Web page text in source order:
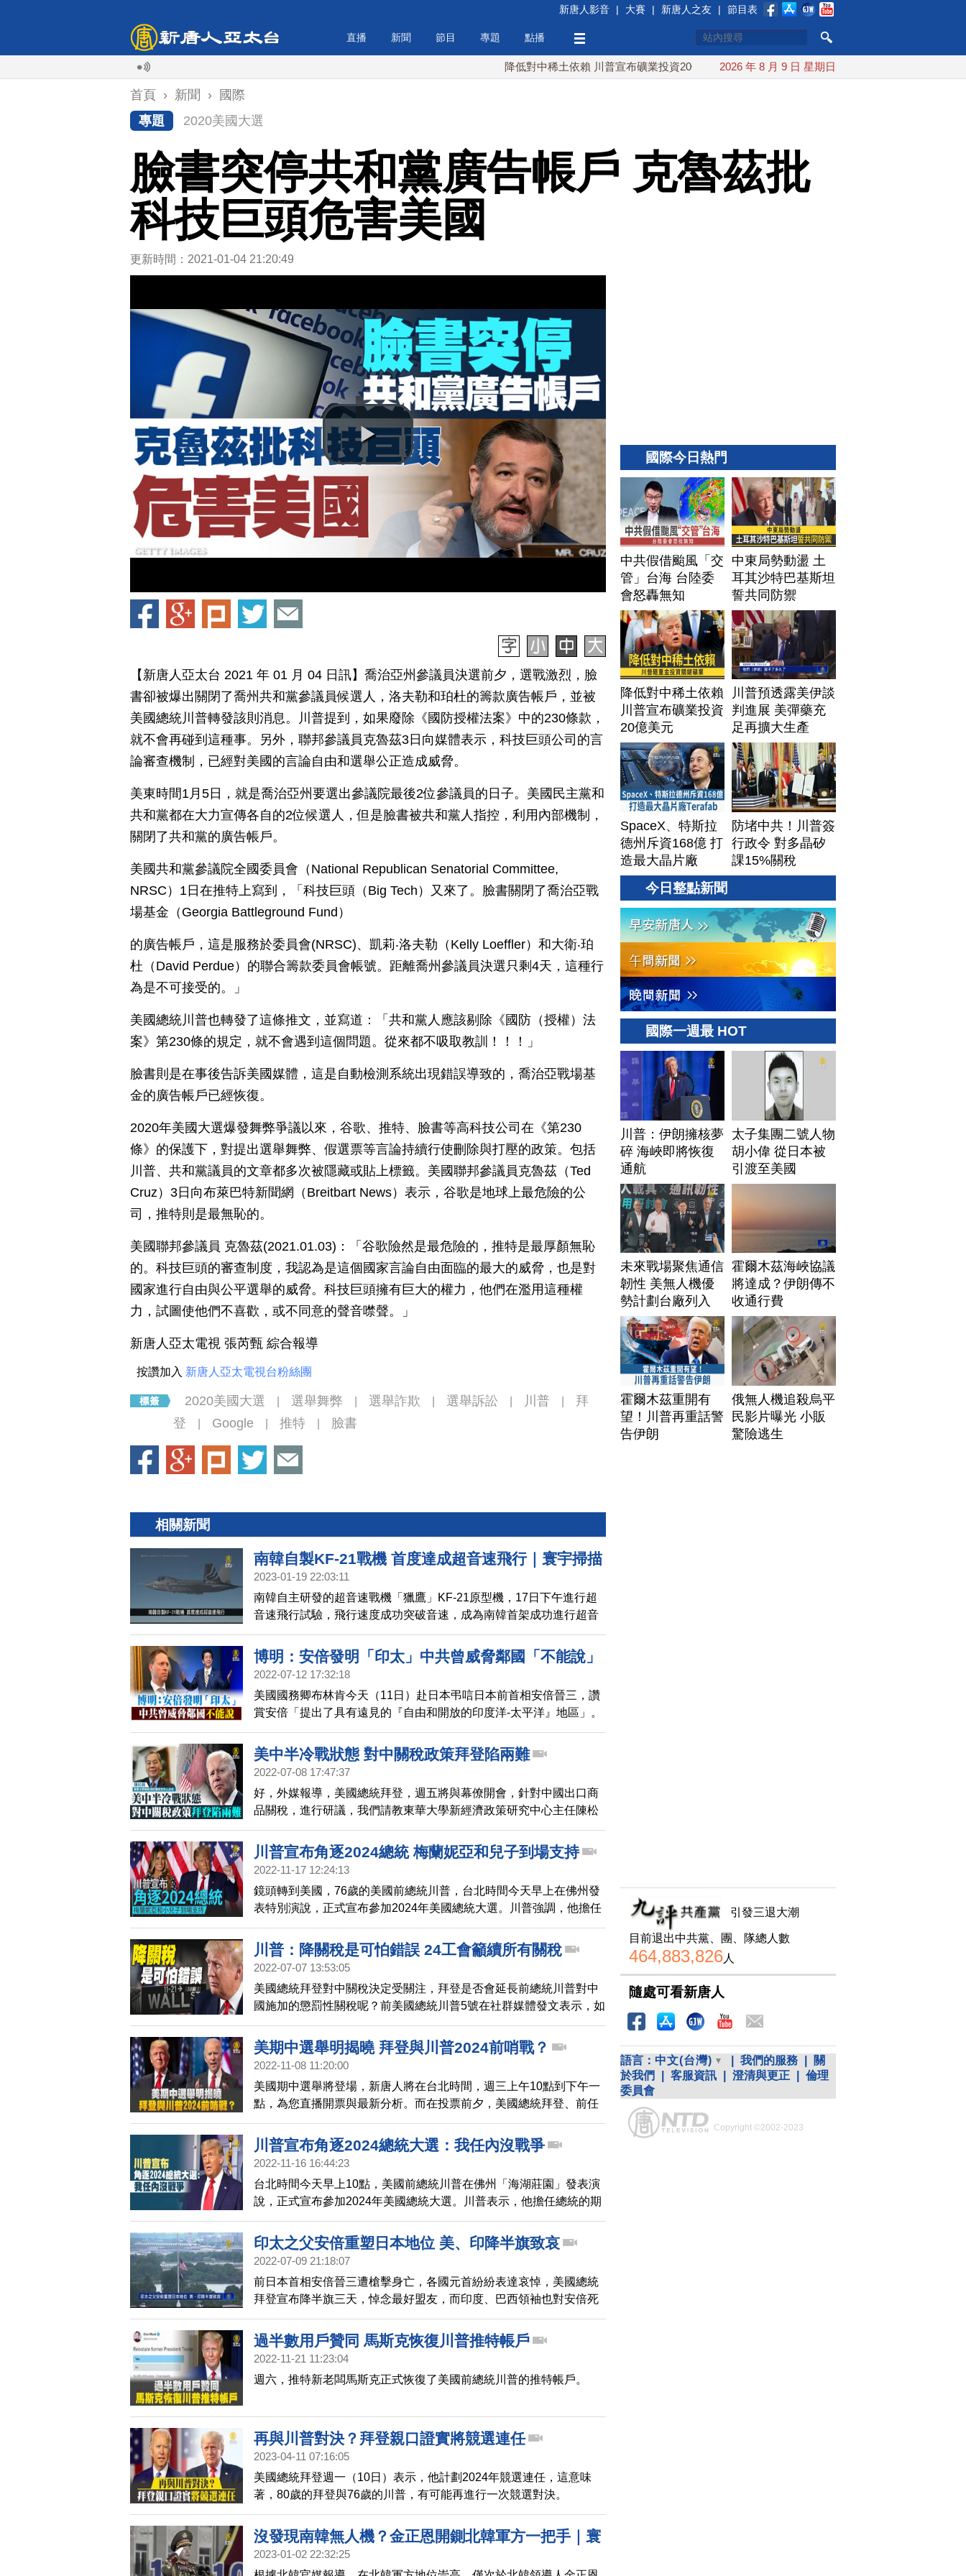
新唐人影音 | 大賽 | 新唐人之友 | 節目表
直播 新聞 節目 專題 點播
降低對中稀土依賴 川普宣布礦業投資20億美元 中東局勢動盪 土耳其沙特巴基斯坦誓共同防禦
2026 年 8 月 9 日 星期日
首頁 › 新聞 ›
國際
專題
2020美國大選
臉書突停共和黨廣告帳戶 克魯茲批
科技巨頭危害美國
更新時間：2021-01-04 21:20:49
【新唐人亞太台 2021 年 01 月 04 日訊】喬治亞州參議員決選前夕，選戰激烈，臉
書卻被爆出關閉了喬州共和黨參議員候選人，洛夫勒和珀杜的籌款廣告帳戶，並被
美國總統川普轉發該則消息。川普提到，如果廢除《國防授權法案》中的230條款，
就不會再碰到這種事。另外，聯邦參議員克魯茲3日向媒體表示，科技巨頭公司的言
論審查機制，已經對美國的言論自由和選舉公正造成威脅。
美東時間1月5日，就是喬治亞州要選出參議院最後2位參議員的日子。美國民主黨和
共和黨都在大力宣傳各自的2位候選人，但是臉書被共和黨人指控，利用內部機制，
關閉了共和黨的廣告帳戶。
美國共和黨參議院全國委員會（National Republican Senatorial Committee,
NRSC）1日在推特上寫到，「科技巨頭（Big Tech）又來了。臉書關閉了喬治亞戰
場基金（Georgia Battleground Fund）
的廣告帳戶，這是服務於委員會(NRSC)、凱莉‧洛夫勒（Kelly Loeffler）和大衛‧珀
杜（David Perdue）的聯合籌款委員會帳號。距離喬州參議員決選只剩4天，這種行
為是不可接受的。」
美國總統川普也轉發了這條推文，並寫道：「共和黨人應該剔除《國防（授權）法
案》第230條的規定，就不會遇到這個問題。從來都不吸取教訓！！！」
臉書則是在事後告訴美國媒體，這是自動檢測系統出現錯誤導致的，喬治亞戰場基
金的廣告帳戶已經恢復。
2020年美國大選爆發舞弊爭議以來，谷歌、推特、臉書等高科技公司在《第230
條》的保護下，對提出選舉舞弊、假選票等言論持續行使刪除與打壓的政策。包括
川普、共和黨議員的文章都多次被隱藏或貼上標籤。美國聯邦參議員克魯茲（Ted
Cruz）3日向布萊巴特新聞網（Breitbart News）表示，谷歌是地球上最危險的公
司，推特則是最無恥的。
美國聯邦參議員 克魯茲(2021.01.03)：「谷歌險然是最危險的，推特是最厚顏無恥
的。科技巨頭的審查制度，我認為是這個國家言論自由面臨的最大的威脅，也是對
國家進行自由與公平選舉的威脅。科技巨頭擁有巨大的權力，他們在濫用這種權
力，試圖使他們不喜歡，或不同意的聲音噤聲。」
新唐人亞太電視 張芮甄 綜合報導
按讚加入 新唐人亞太電視台粉絲團
2020美國大選 選舉舞弊 選舉詐欺 選舉訴訟 川普
拜
登
Google 推特 臉書
相關新聞
南韓自製KF-21戰機 首度達成超音速飛行｜寰宇掃描
2023-01-19 22:03:11
南韓自主研發的超音速戰機「獵鷹」KF-21原型機，17日下午進行超
音速飛行試驗，飛行速度成功突破音速，成為南韓首架成功進行超音
速飛行的自主研發飛機。KF-21在去年7月完成首飛，預計2026年開始
量產。
博明：安倍發明「印太」中共曾威脅鄰國「不能說」
2022-07-12 17:32:18
美國國務卿布林肯今天（11日）赴日本弔唁日本前首相安倍晉三，讚
賞安倍「提出了具有遠見的『自由和開放的印度洋-太平洋』地區」。
此前前白宮副國家安全顧問博明披露，安倍發明「印太」一詞影響深
遠；中共深知專用詞彙在塑造人們思維方面的力量，指示其外交官警
告鄰國絕不要說「印太」。然而威脅失敗了，這個詞開始廣泛傳播，
美中半冷戰狀態 對中關稅政策拜登陷兩難
2022-07-08 17:47:37
好，外媒報導，美國總統拜登，週五將與幕僚開會，針對中國出口商
品關稅，進行研議，我們請教東華大學新經濟政策研究中心主任陳松
興教授，美國內部現在，包括行政團隊，還有企業界，其實對降關稅
有不同意見，加上美中關係依舊緊繃，您怎麼研判拜登政府後續政策
走向？
川普宣布角逐2024總統 梅蘭妮亞和兒子到場支持
2022-11-17 12:24:13
鏡頭轉到美國，76歲的美國前總統川普，台北時間今天早上在佛州發
表特別演說，正式宣布參加2024年美國總統大選。川普強調，他擔任
總統任內，沒有爆發戰爭，中共、俄羅斯、北韓都受到制約。外媒最
新民調指出，川普目前仍是共和黨內，競選總統的最受歡迎人選，佛
州州長德桑蒂斯排名第2。
川普：降關稅是可怕錯誤 24工會籲續所有關稅
2022-07-07 13:53:05
美國總統拜登對中關稅決定受關注，拜登是否會延長前總統川普對中
國施加的懲罰性關稅呢？前美國總統川普5號在社群媒體發文表示，如
果拜登政府決定通過取消對中關稅來對抗通膨，將是一個「可怕的錯
誤」。川普表示，「這樣做將讓中共收到有史以來最大的禮物。取消
這些關稅將是一個清晰的訊號，表明美國軟弱、效率低下，並且一切
過400件請求，要求維持對中關稅。其中，24個工會委員會要求，繼
續執行涵蓋價值3700億美元中國進口商品的所有關稅。
美期中選舉明揭曉 拜登與川普2024前哨戰？
2022-11-08 11:20:00
美國期中選舉將登場，新唐人將在台北時間，週三上午10點到下午一
點，為您直播開票與最新分析。而在投票前夕，美國總統拜登、前任
總統川普，分別在佛羅里達州、紐約州等地，為候選人造勢。川普在
佛州時還透露，可能再次參選總統，期中選舉是否成為，川普與拜登
2024前哨戰，受到關注。
川普宣布角逐2024總統大選：我任內沒戰爭
2022-11-16 16:44:23
台北時間今天早上10點，美國前總統川普在佛州「海湖莊園」發表演
說，正式宣布參加2024年美國總統大選。川普表示，他擔任總統的期
間，中共和俄羅斯政權都受到了制約，北韓沒有發射過一枚遠程飛
彈。但是拜登上任後，通貨膨脹、戰爭威脅等危機一一發生，呼籲美
國人民一起對抗大規模的腐敗力量。
印太之父安倍重塑日本地位 美、印降半旗致哀
2022-07-09 21:18:07
前日本首相安倍晉三遭槍擊身亡，各國元首紛紛表達哀悼，美國總統
拜登宣布降半旗三天，悼念最好盟友，而印度、巴西領袖也對安倍死
訊表達遺憾與哀悼。分析認為，安倍任職首相提升日本國家形象和國
際影響力。像是在推動自由開放的印太地區，促成美、日、印、澳，
四方安全對話，成為對抗中共野心擴張的堡壘。
過半數用戶贊同 馬斯克恢復川普推特帳戶
2022-11-21 11:23:04
週六，推特新老闆馬斯克正式恢復了美國前總統川普的推特帳戶。
再與川普對決？拜登親口證實將競選連任
2023-04-11 07:16:05
美國總統拜登週一（10日）表示，他計劃2024年競選連任，這意味
著，80歲的拜登與76歲的川普，有可能再進行一次競選對決。
沒發現南韓無人機？金正恩開鍘北韓軍方一把手｜寰
宇掃描
2023-01-02 22:32:25
國際今日熱門
中共假借颱風「交
管」台海 台陸委
會怒轟無知
中東局勢動盪 土
耳其沙特巴基斯坦
誓共同防禦
降低對中稀土依賴
川普宣布礦業投資
20億美元
川普預透露美伊談
判進展 美彈藥充
足再擴大生產
SpaceX、特斯拉
德州斥資168億 打
造最大晶片廠
Terafab
防堵中共！川普簽
行政令 對多晶矽
課15%關稅
今日整點新聞
國際一週最 HOT
川普：伊朗擁核夢
碎 海峽即將恢復
通航
太子集團二號人物
胡小偉 從日本被
引渡至美國
未來戰場聚焦通信
韌性 美無人機優
勢計劃台廠列入
霍爾木茲海峽協議
將達成？伊朗傳不
收通行費
霍爾木茲重開有
望！川普再重話警
告伊朗
俄無人機追殺烏平
民影片曝光 小販
驚險逃生
引發三退大潮
目前退出中共黨、團、隊總人數
464,883,826人
隨處可看新唐人
語言： 中文(台灣) 我們的服務
關
於我們
客服資訊 澄清與更正
倫理
委員會
Copyright ©2002-2023